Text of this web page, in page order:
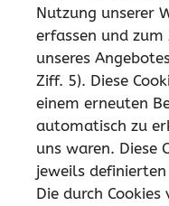
Nutzung unserer
erfassen und
unseres
Ziff. 5). Diese
einem erneuten
automatisch zu
uns waren. Diese
jeweils
Die durch